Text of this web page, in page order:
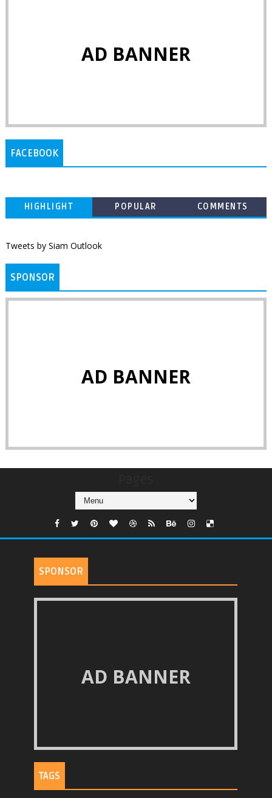
AD BANNER
FACEBOOK
HIGHLIGHT POPULAR COMMENTS
Tweets by Siam Outlook
SPONSOR
AD BANNER
SPONSOR
AD BANNER
TAGS